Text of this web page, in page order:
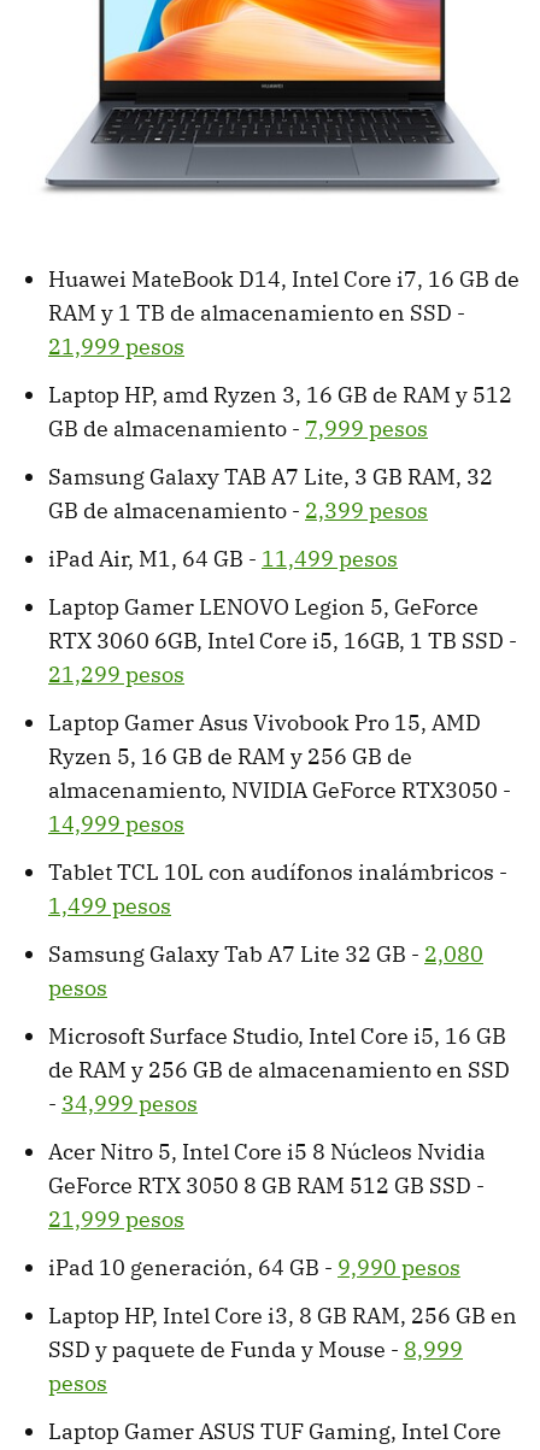
Huawei MateBook D14, Intel Core i7, 16 GB de
RAM y 1 TB de almacenamiento en SSD -
21,999 pesos
Laptop HP, amd Ryzen 3, 16 GB de RAM y 512
GB de almacenamiento - 7,999 pesos
Samsung Galaxy TAB A7 Lite, 3 GB RAM, 32
GB de almacenamiento - 2,399 pesos
iPad Air, M1, 64 GB - 11,499 pesos
Laptop Gamer LENOVO Legion 5, GeForce
RTX 3060 6GB, Intel Core i5, 16GB, 1 TB SSD -
21,299 pesos
Laptop Gamer Asus Vivobook Pro 15, AMD
Ryzen 5, 16 GB de RAM y 256 GB de
almacenamiento, NVIDIA GeForce RTX3050 -
14,999 pesos
Tablet TCL 10L con audífonos inalámbricos -
1,499 pesos
Samsung Galaxy Tab A7 Lite 32 GB - 2,080
pesos
Microsoft Surface Studio, Intel Core i5, 16 GB
de RAM y 256 GB de almacenamiento en SSD
- 34,999 pesos
Acer Nitro 5, Intel Core i5 8 Núcleos Nvidia
GeForce RTX 3050 8 GB RAM 512 GB SSD -
21,999 pesos
iPad 10 generación, 64 GB - 9,990 pesos
Laptop HP, Intel Core i3, 8 GB RAM, 256 GB en
SSD y paquete de Funda y Mouse - 8,999
pesos
Laptop Gamer ASUS TUF Gaming, Intel Core